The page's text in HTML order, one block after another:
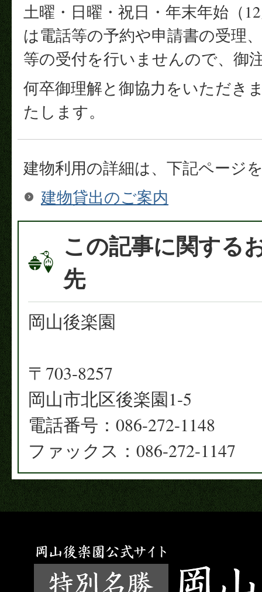
土曜・日曜・祝日・年末年始（
は電話等の予約や申請書の受理
等の受付を行いませんので、御
何卒御理解と御協力をいただき
たします。
建物利用の詳細は、下記ページ
建物貸出のご案内
この記事に関する
先
岡山後楽園
〒703-8257
岡山市北区後楽園1-5
電話番号：086-272-1148
ファックス：086-272-1147